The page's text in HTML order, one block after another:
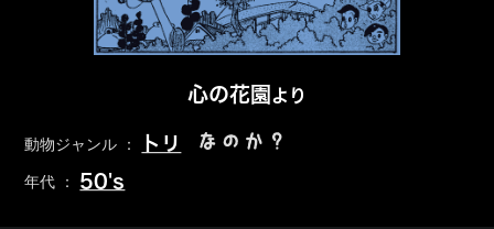
心の花園 より
動物ジャンル ： トリ なのか？
年代 ： 50's